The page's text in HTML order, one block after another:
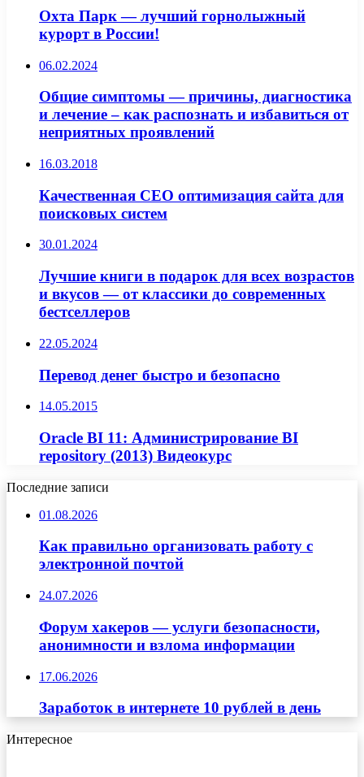
Охта Парк — лучший горнолыжный
курорт в России!
06.02.2024
Общие симптомы — причины, диагностика
и лечение – как распознать и избавиться от
неприятных проявлений
16.03.2018
Качественная СЕО оптимизация сайта для
поисковых систем
30.01.2024
Лучшие книги в подарок для всех возрастов
и вкусов — от классики до современных
бестселлеров
22.05.2024
Перевод денег быстро и безопасно
14.05.2015
Oracle BI 11: Администрирование BI
repository (2013) Видеокурс
Последние записи
01.08.2026
Как правильно организовать работу с
электронной почтой
24.07.2026
Форум хакеров — услуги безопасности,
анонимности и взлома информации
17.06.2026
Заработок в интернете 10 рублей в день
Интересное